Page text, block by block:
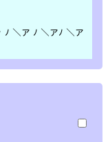
ﾉ ＼ア ﾉ ＼アﾉ ＼ア